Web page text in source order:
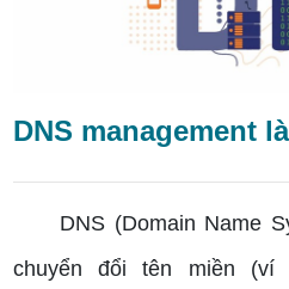
DNS management
DNS (Domain Name
chuyển đổi tên miền (ví